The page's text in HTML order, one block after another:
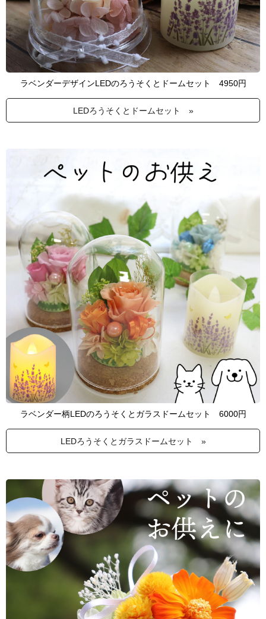
ラベンダーデザインLEDのろうそくとドームセット 4950円
LEDろうそくとドームセット »
ラベンダー柄LEDのろうそくとガラスドームセット 6000円
LEDろうそくとガラスドームセット »